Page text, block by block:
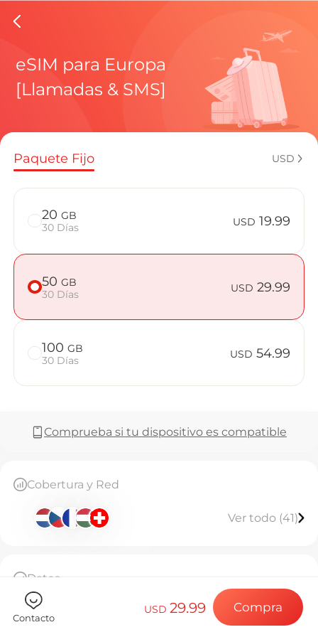
eSIMs
Planes
¿Cómo
Ventajas
Preguntas
Elija su
Instale su
Disfrute de su
Conexión a
eSIM para Europa
[Llamadas & SMS]
Paquete Fijo USD
20 GB
30 Días
USD 19.99
50 GB
30 Días
USD 29.99
100 GB
30 Días
USD 54.99
Comprueba si tu dispositivo es compatible
Cobertura y Red
Ver todo (41)
Datos
50GB de datos de alta velocidad, sin conexión
tras agotarse
Esta eSIM solo se puede instalar una vez
Contacto
USD29.99 Compra